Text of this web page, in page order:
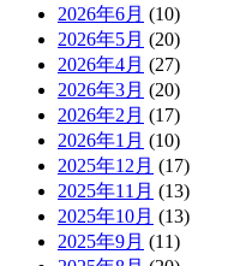
2026年6月 (10)
2026年5月 (20)
2026年4月 (27)
2026年3月 (20)
2026年2月 (17)
2026年1月 (10)
2025年12月 (17)
2025年11月 (13)
2025年10月 (13)
2025年9月 (11)